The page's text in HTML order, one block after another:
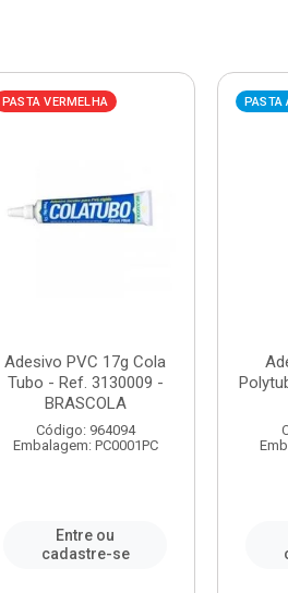
PASTA VERMELHA
Adesivo PVC 17g Cola
Tubo - Ref. 3130009 -
BRASCOLA
Código: 964094
Embalagem: PC0001PC
Entre ou
cadastre-se
PASTA